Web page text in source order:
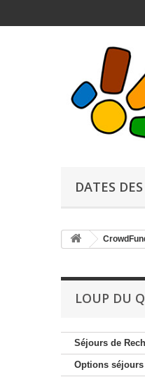
DATES
LOUP DU
Séjours de
Options